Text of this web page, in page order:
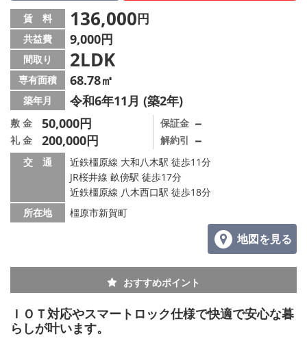
リフォーム のことなら！
オーナー様へ
住宅型有料老人 Ｆｌｅｕｒａｇｅ
店舗情報·アクセス
会社概要
メールでお問い合わせ
賃 料 136,000円
共益費 9,000円
間取り 2LDK
専有面積 68.78㎡
築年月 令和6年11月 (築2年)
敷 金 50,000円
礼 金 200,000円
保証金 －
解約引 －
交 通
近鉄橿原線 大和八木駅 徒歩11分
JR桜井線 畝傍駅 徒歩17分
近鉄橿原線 八木西口駅 徒歩18分
所在地
橿原市新賀町
地図を見る
おすすめポイント
ＩＯＴ対応やスマートロック仕様で快適で安心な暮
らしが叶います。